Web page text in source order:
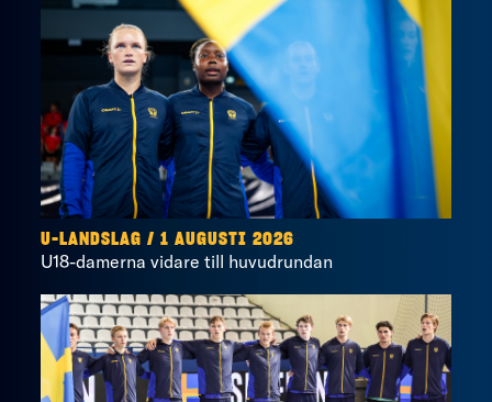
U-LANDSLAG / 1 AUGUSTI 2026
U18-damerna vidare till huvudrundan